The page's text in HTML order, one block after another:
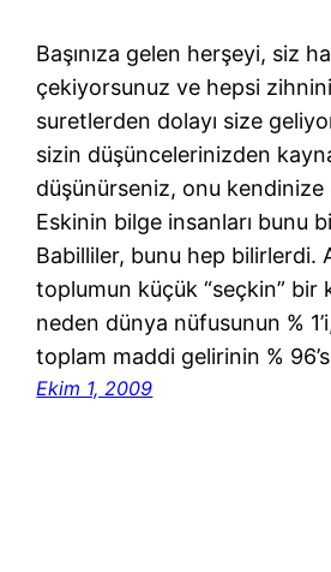
Başınıza gelen herşeyi, siz
çekiyorsunuz ve hepsi
suretlerden dolayı size
sizin düşüncelerinizden
düşünürseniz, onu kendinize
Eskinin bilge insanları bunu
Babilliler, bunu hep bilirlerdi.
toplumun küçük “seçkin” bir
neden dünya nüfusunun %
toplam maddi gelirinin %
Ekim 1, 2009